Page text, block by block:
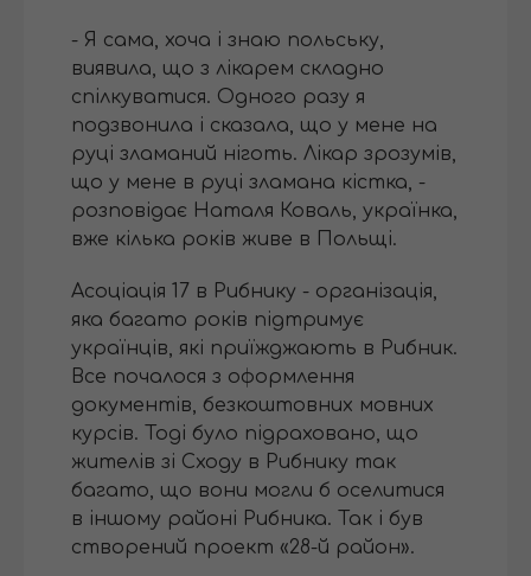
- Я сама, хоча і знаю польську,
виявила, що з лікарем складно
спілкуватися. Одного разу я
подзвонила і сказала, що у мене на
руці зламаний ніготь. Лікар зрозумів,
що у мене в руці зламана кістка, -
розповідає Наталя Коваль, українка,
вже кілька років живе в Польщі.
Асоціація 17 в Рибнику - організація,
яка багато років підтримує
українців, які приїжджають в Рибник.
Все почалося з оформлення
документів, безкоштовних мовних
курсів. Тоді було підраховано, що
жителів зі Сходу в Рибнику так
багато, що вони могли б оселитися
в іншому районі Рибника. Так і був
створений проект «28-й район».